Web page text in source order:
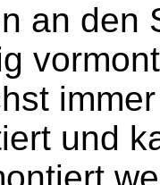
an den
und